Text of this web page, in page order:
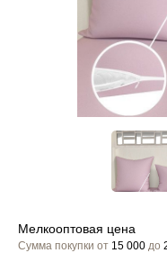
Мелкооптовая цена
Сумма покупки от 15 000 до